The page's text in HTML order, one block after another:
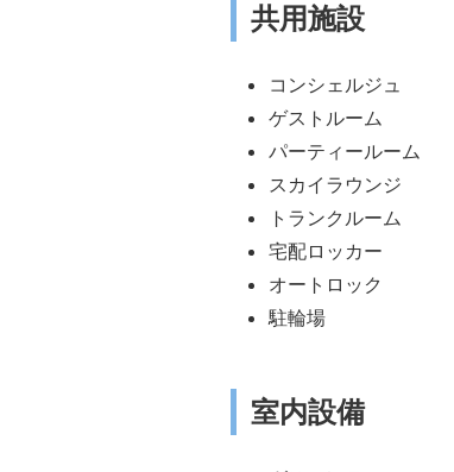
共用施設
コンシェルジュ
ゲストルーム
パーティールーム
スカイラウンジ
トランクルーム
宅配ロッカー
オートロック
駐輪場
室内設備